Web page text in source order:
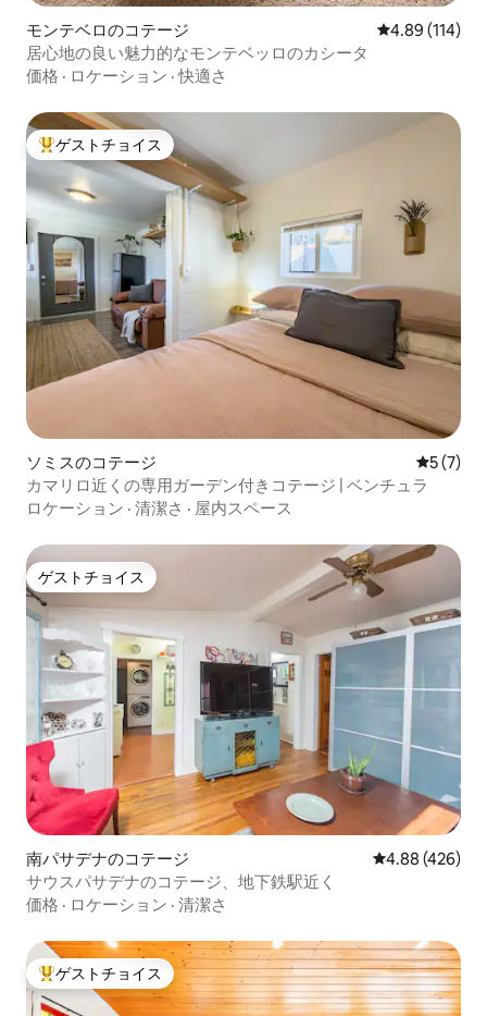
モンテベロのコテージ レビュー114
4.89 (114)
居心地の良い魅力的なモンテベッロのカシータ
価格 · ロケーション ·快適さ
大好評のゲストチョイスです。
ゲストチョイス
ソミスのコテージ レビュー
5 (7)
カマリロ近くの専用ガーデン付きコテージ | ベンチュラ
ロケーション · 清潔さ · 屋内スペース
ゲストチョイス
ゲストチョイス
南パサデナのコテージ レビュー426
4.88 (426)
サウスパサデナのコテージ、地下鉄駅近く
価格 · ロケーション · 清潔さ
大好評のゲストチョイスです。
ゲストチョイス